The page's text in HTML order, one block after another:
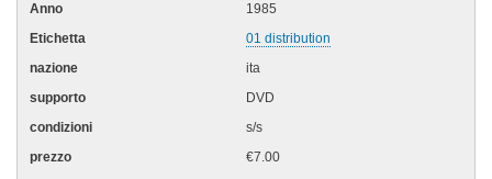
1985
01 distribution
ita
DVD
s/s
€7.00